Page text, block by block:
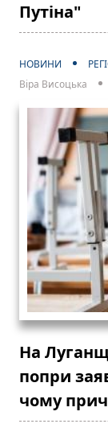
Путіна"
НОВИНИ
Віра Висоцька
На
попри
чому